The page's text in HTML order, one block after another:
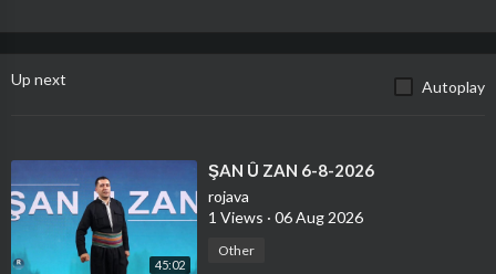
Up next Autoplay
45:02
⁣ŞAN Û ZAN 6-8-2026
rojava
1 Views · 06 Aug 2026
Other